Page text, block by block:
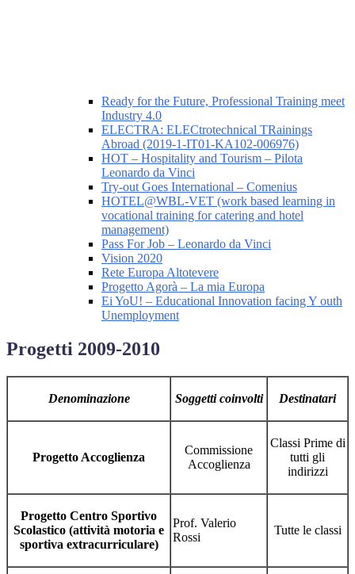
Ready for the Future, Professional Training meet
Industry 4.0
ELECTRA: ELECtrotechnical TRainings
Abroad (2019-1-IT01-KA102-006976)
HOT – Hospitality and Tourism – Pilota
Leonardo da Vinci
Try-out Goes International – Comenius
HOTEL@WBL-VET (work based learning in
vocational training for catering and hotel
management)
Pass For Job – Leonardo da Vinci
Vision 2020
Rete Europa Altotevere
Progetto Agorà – La mia Europa
Ei YoU! – Educational Innovation facing Y outh
Unemployment
Progetti 2009-2010
Denominazione Soggetti coinvolti Destinatari
Progetto Accoglienza
Commissione
Accoglienza
Classi Prime di
tutti gli
indirizzi
Progetto Centro Sportivo
Scolastico (attività motoria e
sportiva extracurriculare)
Prof. Valerio
Rossi
Tutte le classi